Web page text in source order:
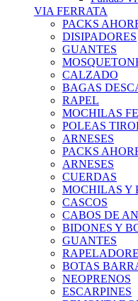
VIA FERRATA
PACKS
DISIPADORES
GUANTES
CALZADO
BAGAS
RAPEL
MOCHILAS
POLEAS
ARNESES
PACKS
ARNESES
CUERDAS
MOCHILAS Y
CASCOS
CABOS DE
BIDONES Y
GUANTES
BOTAS
NEOPRENOS
ESCARPINES